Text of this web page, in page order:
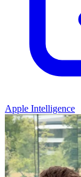
Apple Intelligence